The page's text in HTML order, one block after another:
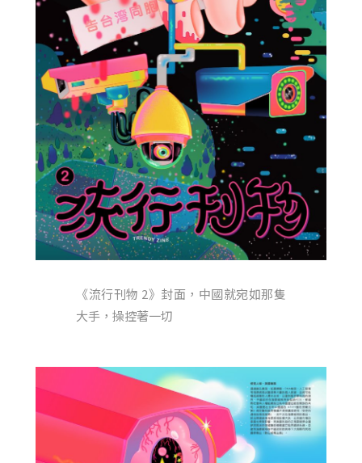
《流行刊物 2》封面，中國就宛如那隻
大手，操控著一切